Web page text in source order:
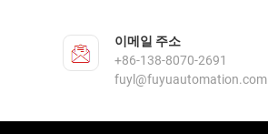
이메일 주소
+86-138-8070-2691
fuyl@fuyuautomation.com